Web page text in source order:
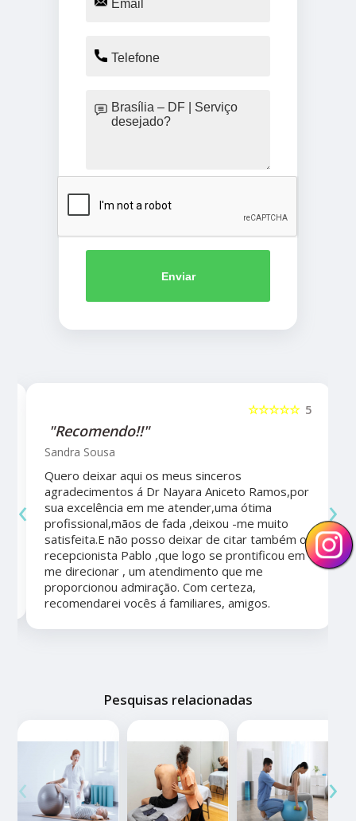
Enviar
5
☆☆☆☆☆
"Recomendo!!"
Sandra Sousa
Quero deixar aqui os meus sinceros
agradecimentos á Dr Nayara Aniceto Ramos,por
sua excelência em me atender,uma ótima
profissional,mãos de fada ,deixou -me muito
satisfeita.E não posso deixar de citar também o
recepcionista Pablo ,que logo se prontificou em
me direcionar , um atendimento que me
proporcionou admiração. Com certeza,
recomendarei vocês á familiares, amigos.
‹ ›
Pesquisas relacionadas
‹ ›